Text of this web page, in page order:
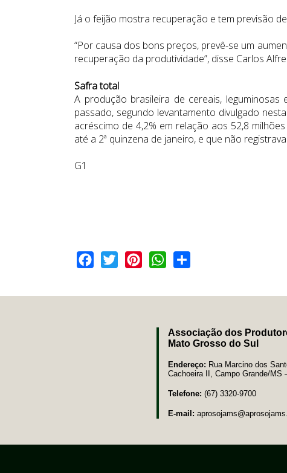
Já o feijão mostra recuperação e tem previsão
“Por causa dos bons preços, prevê-se um
recuperação da produtividade”, disse Carlos
Safra total
A produção brasileira de cereais,
passado, segundo levantamento divulgado
acréscimo de 4,2% em relação aos 52,8
até a 2ª quinzena de janeiro, e que não
G1
Facebook
Twitter PinterestWhatsApp
Associação dos
Mato Grosso do Sul
Endereço: Rua Marcino dos
Cachoeira II, Campo Grande/MS
Telefone: (67) 3320-9700
E-mail: